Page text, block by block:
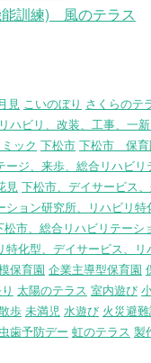
能訓練) 風のテラス
見 こいのぼり さくらのテ
ハビリ、改装、工事、一
ック 下松市 下松市 保育
ージ、来歩、総合リハビ
見 下松市、デイサービス
ション研究所、リハビリ
松市、総合リハビリテーシ
特化型、デイサービス、
保育園 企業主導型保育園
太陽のテラス 室内遊び
歩 未満児 水遊び 火災避
虫歯予防デー 虹のテラス 製